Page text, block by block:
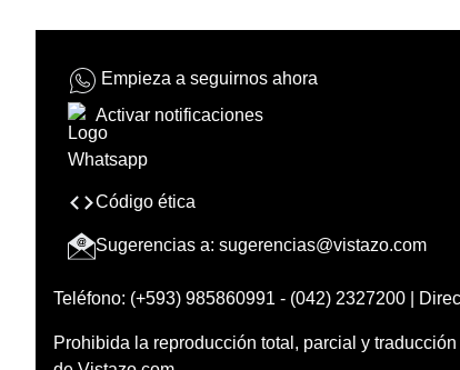
Empieza a seguirnos ahora
Activar notificaciones
Código ética
Sugerencias a: sugerencias@vistazo.com
Teléfono: (+593) 985860991 - (042) 2327200 |
Prohibida la reproducción total, parcial y